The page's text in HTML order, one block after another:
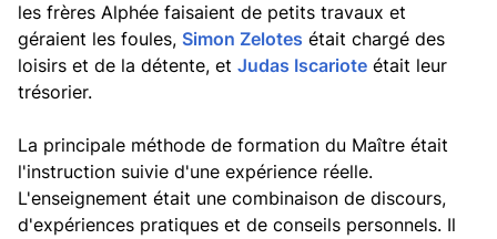
les frères Alphée faisaient de petits travaux et
géraient les foules, Simon Zelotes était chargé des
loisirs et de la détente, et Judas Iscariote était leur
trésorier.
La principale méthode de formation du Maître était
l'instruction suivie d'une expérience réelle.
L'enseignement était une combinaison de discours,
d'expériences pratiques et de conseils personnels. Il